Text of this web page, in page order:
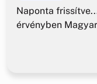
Naponta
érvényben